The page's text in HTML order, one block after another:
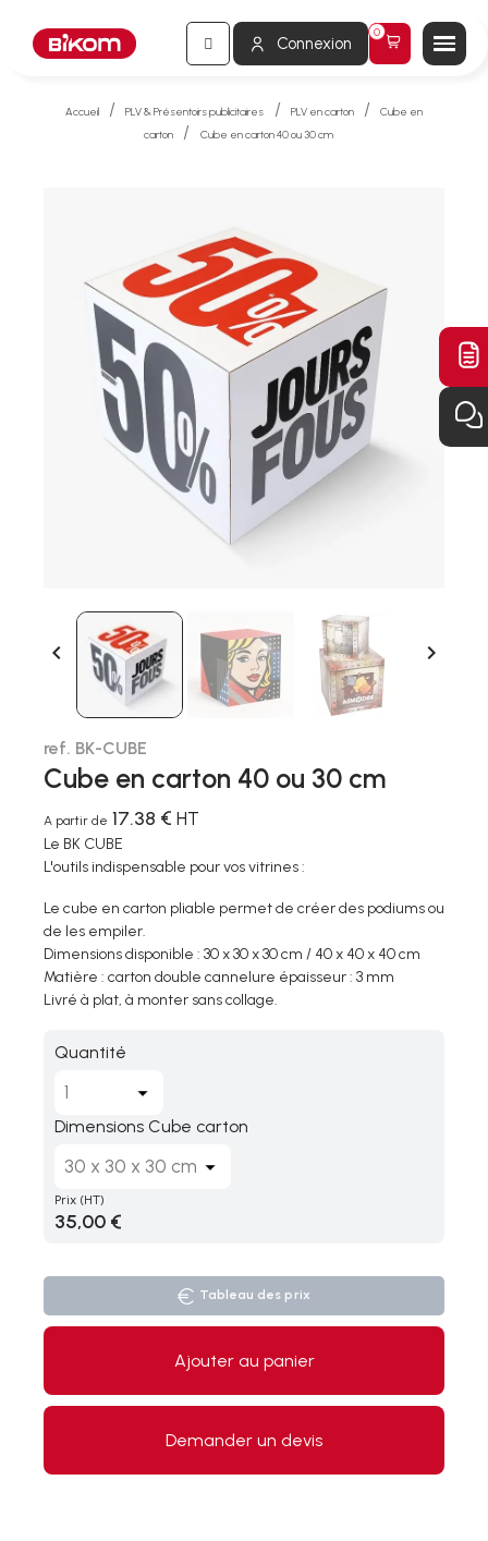
Connexion
Accueil PLV & Présentoirs publicitaires PLV en carton
Cube en
carton
Cube en carton 40 ou 30 cm
 
ref. BK-CUBE
Cube en carton 40 ou 30 cm
A partir de 17.38 € HT
Le BK CUBE
L'outils indispensable pour vos vitrines :
Le cube en carton pliable permet de créer des podiums ou
de les empiler.
Dimensions disponible : 30 x 30 x 30 cm / 40 x 40 x 40 cm
Matière : carton double cannelure épaisseur : 3 mm
Livré à plat, à monter sans collage.
Quantité
Dimensions Cube carton
Prix (HT)
35,00 €
Tableau des prix
Ajouter au panier
Demander un devis